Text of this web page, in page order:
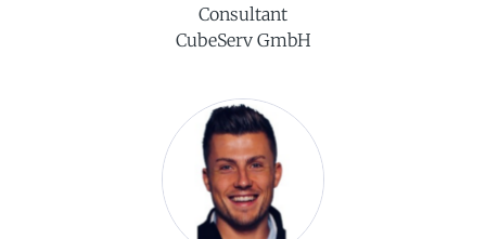
Consultant
CubeServ GmbH